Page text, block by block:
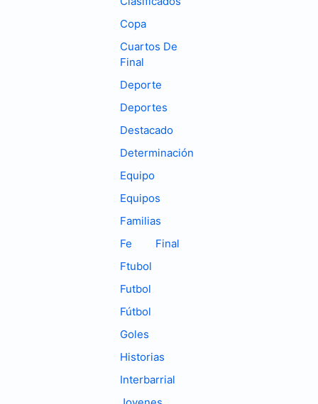
Copa
Cuartos De
Final
Deporte
Deportes
Destacado
Determinación
Equipo
Equipos
Familias
Fe
Final
Ftubol
Futbol
Fútbol
Goles
Historias
Interbarrial